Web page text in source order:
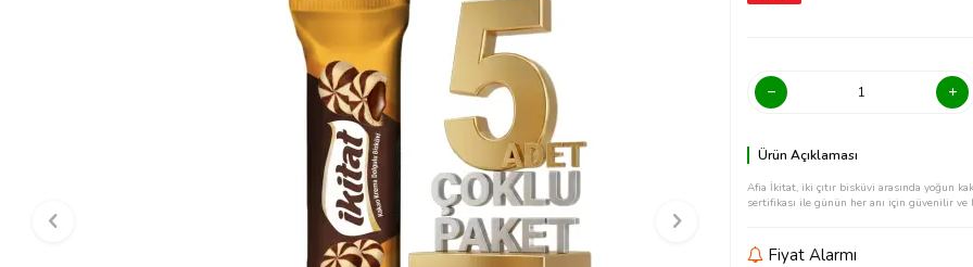
Ürün Açıklaması
Afia İkitat, iki çıtır bisküvi arasında yoğun
sertifikası ile günün her anı için güvenilir ve
Fiyat Alarmı